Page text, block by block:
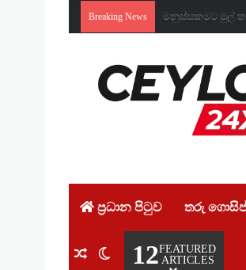
Breaking News කඳුළු මැදින්
ප්‍රධාන පිටුව තරු
Random Article
Switch skin
12FEATURED
ARTICLES